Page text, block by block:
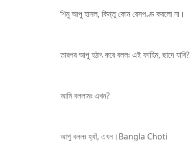
শিমু আপু হাসল, কিন্তু কোন রেসপণ্ড করলো না।
তারপর আপু হঠাৎ করে বললঃ এই ফাহিম, ছাদে যাবি?
আমি বললামঃ এখন?
আপু বললঃ হ্যাঁ, এখন।Bangla Choti